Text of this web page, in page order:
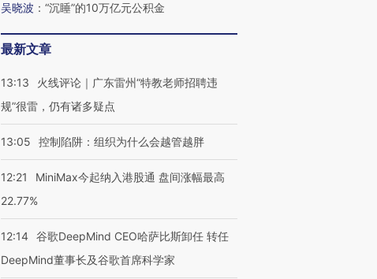
吴晓波 ： “沉睡”的10万亿元公积金
最新文章
13:13
火线评论｜广东雷州“特教老师招聘违
规”很雷，仍有诸多疑点
13:05 控制陷阱：组织为什么会越管越胖
12:21
MiniMax今起纳入港股通 盘间涨幅最高
22.77%
12:14 谷歌DeepMind CEO哈萨比斯卸任 转任
DeepMind董事长及谷歌首席科学家